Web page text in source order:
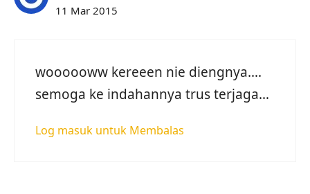
11 Mar 2015
woooooww kereeen nie diengnya….
semoga ke indahannya trus terjaga…
Log masuk untuk Membalas